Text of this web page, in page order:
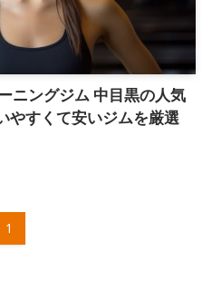
ニングジム 中目黒の人気
やすくて安いジムを厳選
1